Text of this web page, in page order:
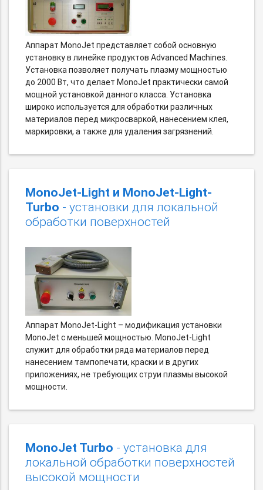
Аппарат MonoJet представляет собой основную
установку в линейке продуктов Advanced Machines.
Установка позволяет получать плазму мощностью
до 2000 Вт, что делает MonoJet практически самой
мощной установкой данного класса. Установка
широко используется для обработки различных
материалов перед микросваркой, нанесением клея,
маркировки, а также для удаления загрязнений.
MonoJet-Light и MonoJet-Light-
Turbo - установки для локальной
обработки поверхностей
Аппарат MonoJet-Light – модификация установки
MonoJet с меньшей мощностью. MonoJet-Light
служит для обработки ряда материалов перед
нанесением тампопечати, краски и в других
приложениях, не требующих струи плазмы высокой
мощности.
MonoJet Turbo - установка для
локальной обработки поверхностей
высокой мощности